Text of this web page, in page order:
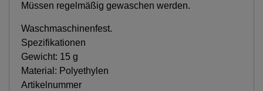
Müssen regelmäßig gewaschen werden.
Waschmaschinenfest.
Spezifikationen
Gewicht: 15 g
Material: Polyethylen
Artikelnummer